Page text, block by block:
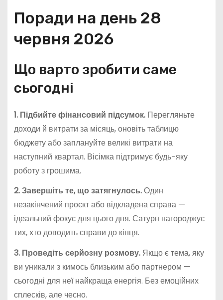
Поради на день 28
червня 2026
Що варто зробити саме
сьогодні
1. Підбийте фінансовий підсумок.Перегляньте
доходи й витрати за місяць, оновіть таблицю
бюджету або заплануйте великі витрати на
наступний квартал. Вісімка підтримує будь-яку
роботу з грошима.
2. Завершіть те, що затягнулось.Один
незакінчений проєкт або відкладена справа —
ідеальний фокус для цього дня. Сатурн нагороджує
тих, хто доводить справи до кінця.
3. Проведіть серйозну розмову.Якщо є тема, яку
ви уникали з кимось близьким або партнером —
сьогодні для неї найкраща енергія. Без емоційних
сплесків, але чесно.